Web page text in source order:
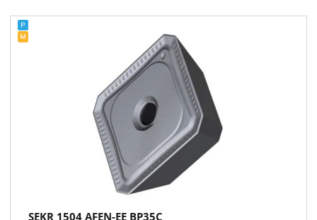
SEKR 1504 AFEN-EE BP35C